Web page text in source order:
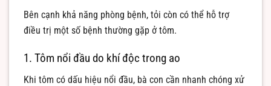
Bên cạnh khả năng phòng bệnh, tỏi còn có thể hỗ trợ
điều trị một số bệnh thường gặp ở tôm.
1. Tôm nổi đầu do khí độc trong ao
Khi tôm có dấu hiệu nổi đầu, bà con cần nhanh chóng xử